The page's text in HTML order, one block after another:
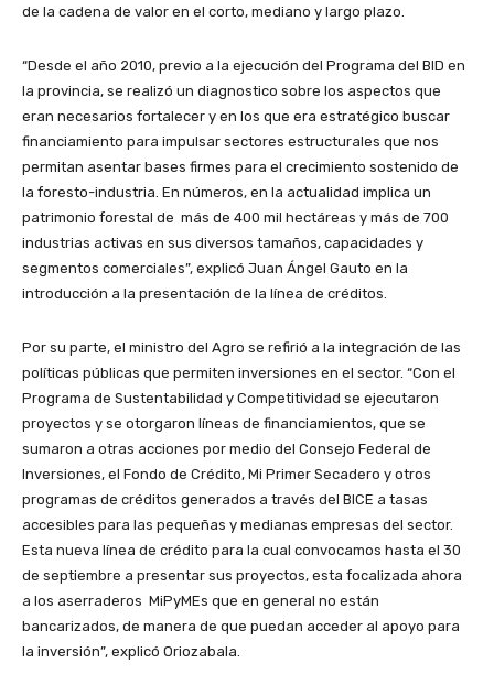
de la cadena de valor en el corto, mediano y largo plazo.
“Desde el año 2010, previo a la ejecución del Programa del BID en
la provincia, se realizó un diagnostico sobre los aspectos que
eran necesarios fortalecer y en los que era estratégico buscar
financiamiento para impulsar sectores estructurales que nos
permitan asentar bases firmes para el crecimiento sostenido de
la foresto-industria. En números, en la actualidad implica un
patrimonio forestal de más de 400 mil hectáreas y más de 700
industrias activas en sus diversos tamaños, capacidades y
segmentos comerciales”, explicó Juan Ángel Gauto en la
introducción a la presentación de la línea de créditos.
Por su parte, el ministro del Agro se refirió a la integración de las
políticas públicas que permiten inversiones en el sector. “Con el
Programa de Sustentabilidad y Competitividad se ejecutaron
proyectos y se otorgaron líneas de financiamientos, que se
sumaron a otras acciones por medio del Consejo Federal de
Inversiones, el Fondo de Crédito, Mi Primer Secadero y otros
programas de créditos generados a través del BICE a tasas
accesibles para las pequeñas y medianas empresas del sector.
Esta nueva línea de crédito para la cual convocamos hasta el 30
de septiembre a presentar sus proyectos, esta focalizada ahora
a los aserraderos MiPyMEs que en general no están
bancarizados, de manera de que puedan acceder al apoyo para
la inversión”, explicó Oriozabala.